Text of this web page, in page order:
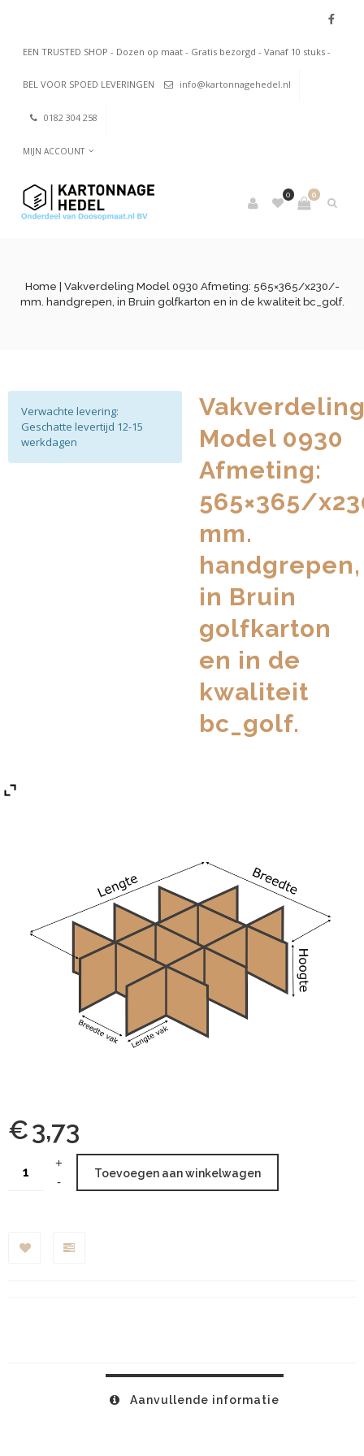
EEN TRUSTED SHOP - Dozen op maat - Gratis bezorgd - Vanaf 10 stuks -
BEL VOOR SPOED LEVERINGEN info@kartonnagehedel.nl
0182 304 258
MIJN ACCOUNT
0
0
Home | Vakverdeling Model 0930 Afmeting: 565×365/x230/-
mm. handgrepen, in Bruin golfkarton en in de kwaliteit bc_golf.
Model 0930
Afmeting:
565×365/
mm.
handgrepen,
in Bruin
golfkarton
en in de
kwaliteit
bc_golf.
Verwachte levering:
Geschatte levertijd 12-15
werkdagen
€3,73
Toevoegen aan winkelwagen
Aanvullende informatie